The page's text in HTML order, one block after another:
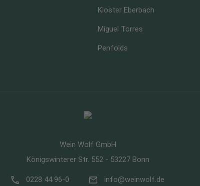
Kloster Eberbach
Miguel Torres
Penfolds
Wein Wolf GmbH
Königswinterer Str. 552 - 53227 Bonn
0228 44 96-0 info@weinwolf.de